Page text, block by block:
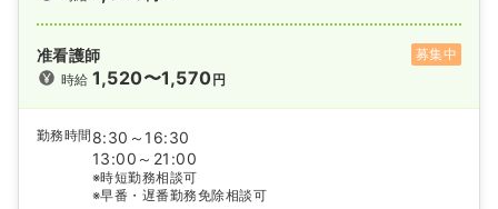
准看護師
募集中
時給1,520〜1,570円
勤務時間 8:30～16:30
13:00～21:00
※時短勤務相談可
※早番・遅番勤務免除相談可